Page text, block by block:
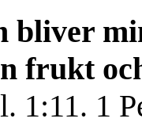
bliver
frukt
1:11. 1